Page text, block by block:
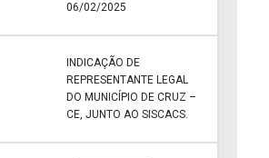
06/02/2025
INDICAÇÃO DE
REPRESENTANTE LEGAL
DO MUNICÍPIO DE CRUZ –
CE, JUNTO AO SISCACS.